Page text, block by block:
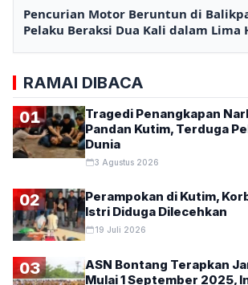
Pencurian Motor Beruntun di
Pelaku Beraksi Dua Kali dalam Lima
RAMAI DIBACA
01
Tragedi Penangkapan
Pandan Kutim, Terduga
Dunia
3 Agustus 2026
02
Perampokan di Kutim,
Istri Diduga Dilecehkan
19 Juli 2026
03
ASN Bontang Terapkan
Mulai 1 September 2025,